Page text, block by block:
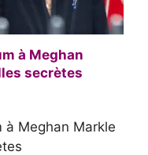
à Meghan
secrètes
à Meghan Markle